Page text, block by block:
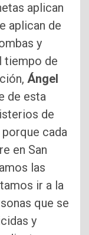
aplican
aplican de
y
tiempo de
Ángel
de esta
de
cada
en San
las
ir a la
que se
y